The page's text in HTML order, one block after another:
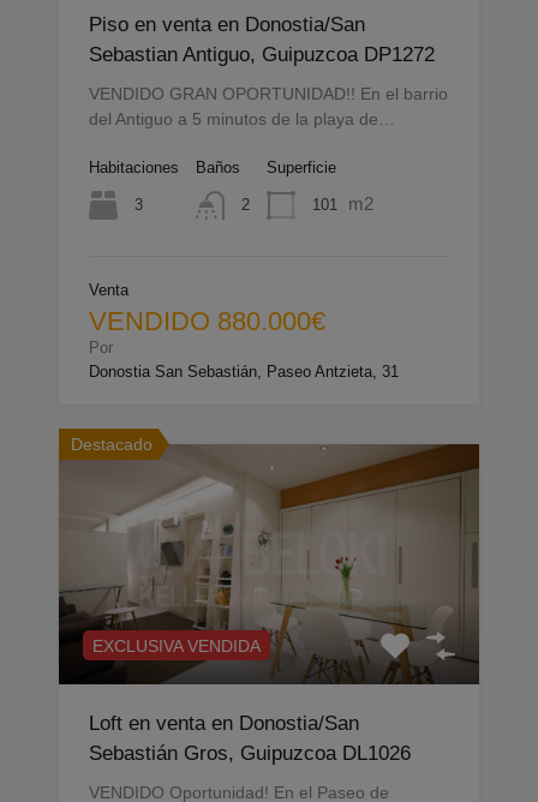
Piso en venta en Donostia/San
Sebastian Antiguo, Guipuzcoa DP1272
VENDIDO GRAN OPORTUNIDAD!! En el barrio
del Antiguo a 5 minutos de la playa de…
Habitaciones
3
Baños
2
Superficie
101 m2
Venta
VENDIDO 880.000€
Por
Donostia San Sebastián, Paseo Antzieta, 31
Destacado
EXCLUSIVA VENDIDA
Loft en venta en Donostia/San
Sebastián Gros, Guipuzcoa DL1026
VENDIDO Oportunidad! En el Paseo de